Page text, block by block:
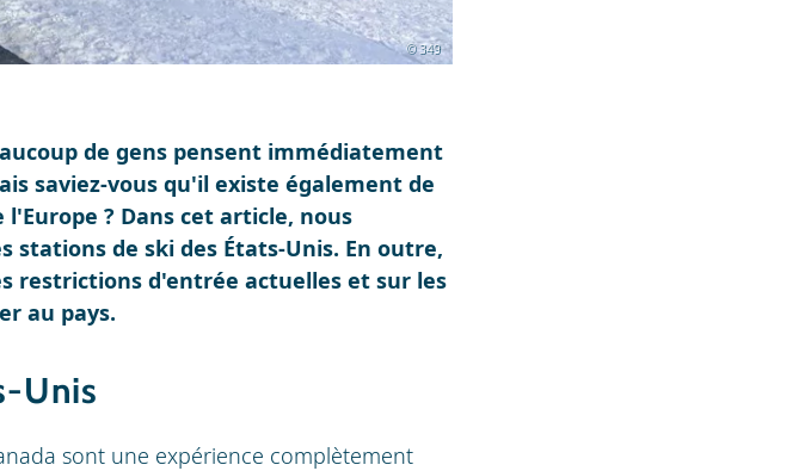
© 349
de gens pensent immédiatement
saviez-vous qu'il existe également de
? Dans cet article, nous
stations de ski des États-Unis. En outre,
restrictions d'entrée actuelles et sur les
au pays.
Unis
sont une expérience complètement